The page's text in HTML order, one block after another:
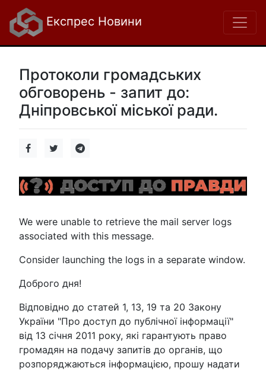
Експрес Новини
Протоколи громадських
обговорень - запит до:
Дніпровської міської ради.
We were unable to retrieve the mail server logs
associated with this message.
Consider launching the logs in a separate window.
Доброго дня!
Відповідно до статей 1, 13, 19 та 20 Закону
України "Про доступ до публічної інформації"
від 13 січня 2011 року, які гарантують право
громадян на подачу запитів до органів, що
розпоряджаються інформацією, прошу надати